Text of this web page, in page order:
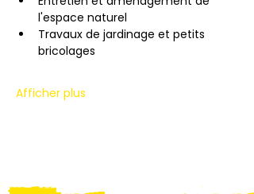
l'espace naturel
Travaux de jardinage et petits
bricolages
Afficher plus